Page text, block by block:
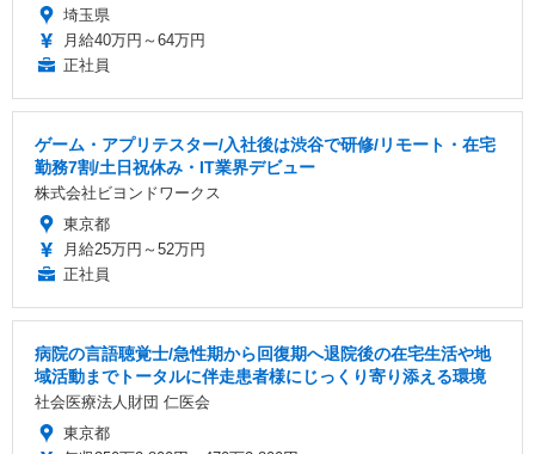
埼玉県
月給40万円～64万円
正社員
ゲーム・アプリテスター/入社後は渋谷で研修/リモート・在宅
勤務7割/土日祝休み・IT業界デビュー
株式会社ビヨンドワークス
東京都
月給25万円～52万円
正社員
病院の言語聴覚士/急性期から回復期へ退院後の在宅生活や地
域活動までトータルに伴走患者様にじっくり寄り添える環境
社会医療法人財団 仁医会
東京都